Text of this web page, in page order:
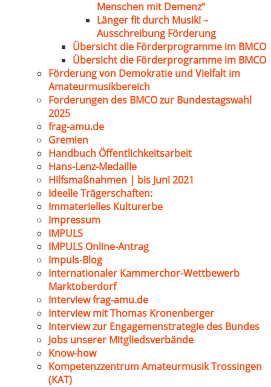
Menschen mit Demenz“
Länger fit durch Musik! –
Ausschreibung Förderung
Übersicht die Förderprogramme im BMCO
Übersicht die Förderprogramme im BMCO
Förderung von Demokratie und Vielfalt im
Amateurmusikbereich
Forderungen des BMCO zur Bundestagswahl
2025
frag-amu.de
Gremien
Handbuch Öffentlichkeitsarbeit
Hans-Lenz-Medaille
Hilfsmaßnahmen | bis Juni 2021
Ideelle Trägerschaften:
Immaterielles Kulturerbe
Impressum
IMPULS
IMPULS Online-Antrag
Impuls-Blog
Internationaler Kammerchor-Wettbewerb
Marktoberdorf
Interview frag-amu.de
Interview mit Thomas Kronenberger
Interview zur Engagemenstrategie des Bundes
Jobs unserer Mitgliedsverbände
Know-how
Kompetenzzentrum Amateurmusik Trossingen
(KAT)